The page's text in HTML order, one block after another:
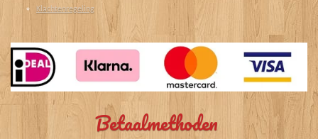
Klachtenregeling
Betaalmethoden